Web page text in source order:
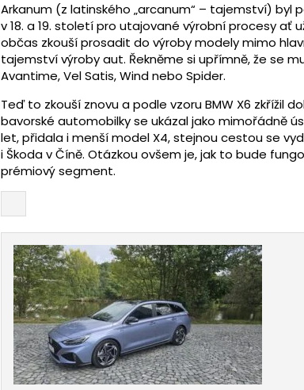
Arkanum (z latinského „arcanum“ – tajemství) byl
v 18. a 19. století pro utajované výrobní procesy ať
občas zkouší prosadit do výroby modely mimo
tajemství výroby aut. Řekněme si upřímně, že se
Avantime, Vel Satis, Wind nebo Spider.
Teď to zkouší znovu a podle vzoru BMW X6 zkřížil
bavorské automobilky se ukázal jako mimořádně
let, přidala i menší model X4, stejnou cestou se
i Škoda v Číně. Otázkou ovšem je, jak to bude
prémiový segment.